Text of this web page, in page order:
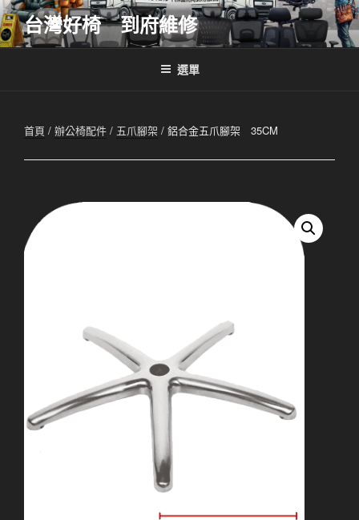
跳
至
主
台灣好椅 到府維修
選單
首頁 / 辦公椅配件 / 五爪腳架 / 鋁合金五爪腳架 35CM